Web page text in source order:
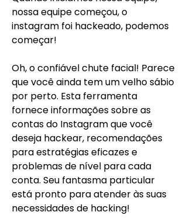
nossa equipe começou, o
instagram foi hackeado, podemos
começar!
Oh, o confiável chute facial! Parece
que você ainda tem um velho sábio
por perto. Esta ferramenta
fornece informações sobre as
contas do Instagram que você
deseja hackear, recomendações
para estratégias eficazes e
problemas de nível para cada
conta. Seu fantasma particular
está pronto para atender às suas
necessidades de hacking!